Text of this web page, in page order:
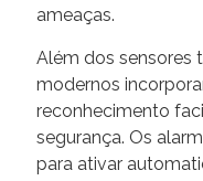
ameaças.
Além dos sensores
modernos
reconhecimento
segurança. Os
para ativar